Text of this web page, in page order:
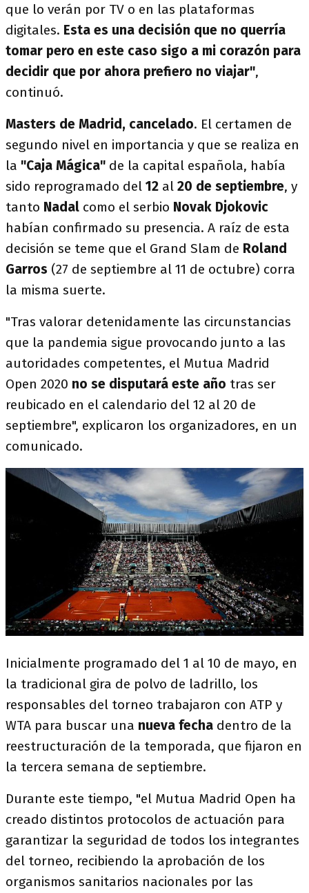
que lo verán por TV o en las plataformas
digitales. Esta es una decisión que no querría
tomar pero en este caso sigo a mi corazón para
decidir que por ahora prefiero no viajar",
continuó.
Masters de Madrid, cancelado. El certamen de
segundo nivel en importancia y que se realiza en
la "Caja Mágica" de la capital española, había
sido reprogramado del 12 al 20 de septiembre, y
tanto Nadal como el serbio Novak Djokovic
habían confirmado su presencia. A raíz de esta
decisión se teme que el Grand Slam de Roland
Garros (27 de septiembre al 11 de octubre) corra
la misma suerte.
"Tras valorar detenidamente las circunstancias
que la pandemia sigue provocando junto a las
autoridades competentes, el Mutua Madrid
Open 2020 no se disputará este año tras ser
reubicado en el calendario del 12 al 20 de
septiembre", explicaron los organizadores, en un
comunicado.
Inicialmente programado del 1 al 10 de mayo, en
la tradicional gira de polvo de ladrillo, los
responsables del torneo trabajaron con ATP y
WTA para buscar una nueva fecha dentro de la
reestructuración de la temporada, que fijaron en
la tercera semana de septiembre.
Durante este tiempo, "el Mutua Madrid Open ha
creado distintos protocolos de actuación para
garantizar la seguridad de todos los integrantes
del torneo, recibiendo la aprobación de los
organismos sanitarios nacionales por las